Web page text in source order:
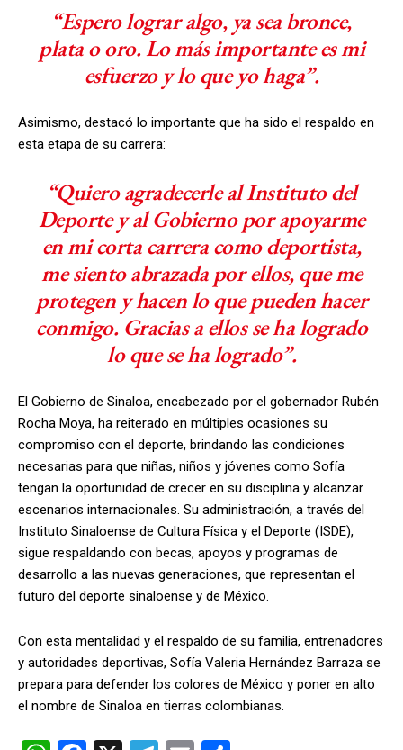
“Espero lograr algo, ya sea bronce,
plata o oro. Lo más importante es mi
esfuerzo y lo que yo haga”.
Asimismo, destacó lo importante que ha sido el respaldo en
esta etapa de su carrera:
“Quiero agradecerle al Instituto del
Deporte y al Gobierno por apoyarme
en mi corta carrera como deportista,
me siento abrazada por ellos, que me
protegen y hacen lo que pueden hacer
conmigo. Gracias a ellos se ha logrado
lo que se ha logrado”.
El Gobierno de Sinaloa, encabezado por el gobernador Rubén
Rocha Moya, ha reiterado en múltiples ocasiones su
compromiso con el deporte, brindando las condiciones
necesarias para que niñas, niños y jóvenes como Sofía
tengan la oportunidad de crecer en su disciplina y alcanzar
escenarios internacionales. Su administración, a través del
Instituto Sinaloense de Cultura Física y el Deporte (ISDE),
sigue respaldando con becas, apoyos y programas de
desarrollo a las nuevas generaciones, que representan el
futuro del deporte sinaloense y de México.
Con esta mentalidad y el respaldo de su familia, entrenadores
y autoridades deportivas, Sofía Valeria Hernández Barraza se
prepara para defender los colores de México y poner en alto
el nombre de Sinaloa en tierras colombianas.